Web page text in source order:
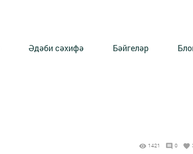
Әдәби сәхифә Бәйгеләр
1421 0